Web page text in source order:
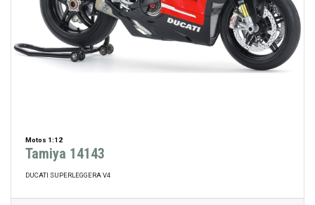
Motos 1:12
Tamiya 14143
DUCATI SUPERLEGGERA V4